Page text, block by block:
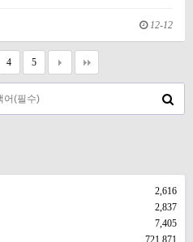
12-12
4 5
2,616
2,837
7,405
721,871